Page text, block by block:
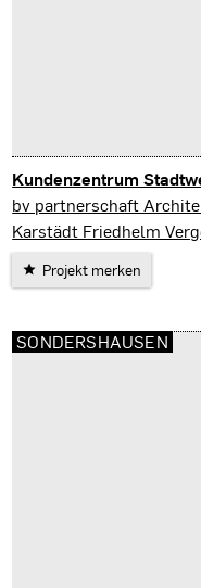
Kundenzentrum
Sondershausen
bv partnerschaft
Karstädt Friedhelm
Projekt merken
SONDERSHAUSEN